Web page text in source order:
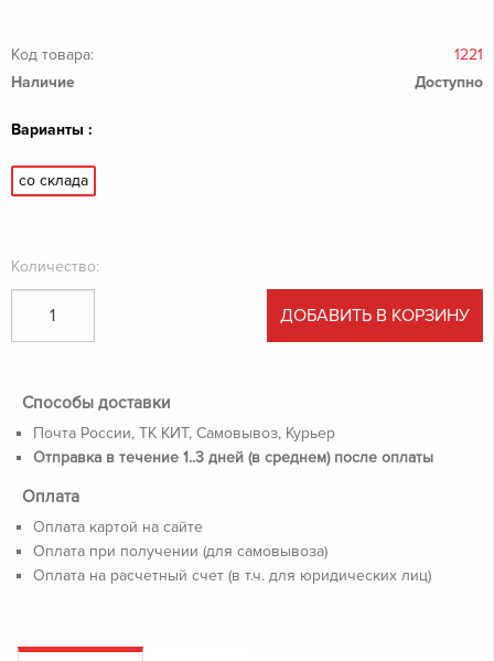
Код товара:
1221
Наличие
Доступно
Варианты :
со склада
Количество:
ДОБАВИТЬ В КОРЗИНУ
Способы доставки
Почта России, ТК КИТ, Самовывоз, Курьер
Отправка в течение 1..3 дней (в среднем) после оплаты
Оплата
Оплата картой на сайте
Оплата при получении (для самовывоза)
Оплата на расчетный счет (в т.ч. для юридических лиц)